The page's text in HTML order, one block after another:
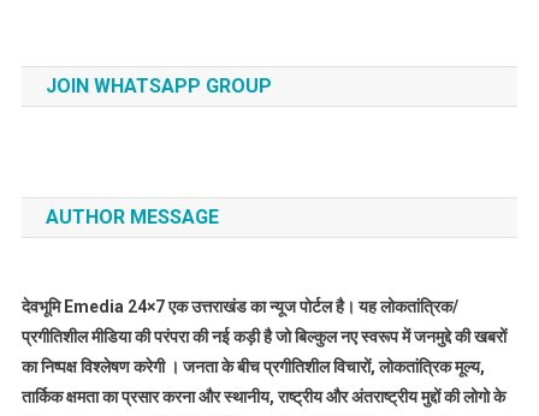
JOIN WHATSAPP GROUP
AUTHOR MESSAGE
देवभूमि Emedia 24×7 एक उत्तराखंड का न्यूज पोर्टल है। यह लोकतांत्रिक/
प्रगीतिशील मीडिया की परंपरा की नई कड़ी है जो बिल्कुल नए स्वरूप में जनमुद्दे की खबरों
का निष्पक्ष विश्लेषण करेगी । जनता के बीच प्रगीतिशील विचारों, लोकतांत्रिक मूल्य,
तार्किक क्षमता का प्रसार करना और स्थानीय, राष्ट्रीय और अंतराष्ट्रीय मुद्दों की लोगो के